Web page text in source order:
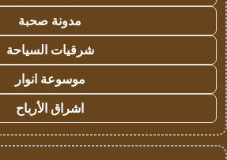
مدونة صحبة
شرقيات السياحة
موسوعة انوار
اشراق الأرباح